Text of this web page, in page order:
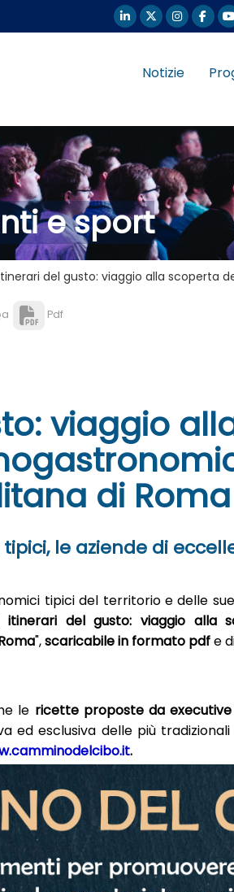
Notizie
e sport
del gusto: viaggio alla scoperta
Pdf
viaggio
di Roma
le aziende di
tipici del territorio e delle
itinerari del gusto: viaggio alla
",scaricabile in formato pdfe
le ricette proposte da
ed esclusiva delle più
.